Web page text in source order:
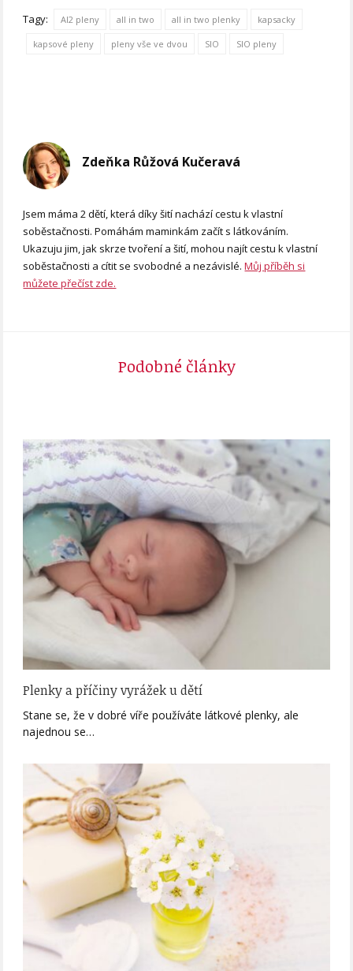
Tagy: AI2 pleny all in two all in two plenky kapsacky
kapsové pleny pleny vše ve dvou SIO SIO pleny
Zdeňka Růžová Kučeravá
Jsem máma 2 dětí, která díky šití nachází cestu k vlastní
soběstačnosti. Pomáhám maminkám začít s látkováním.
Ukazuju jim, jak skrze tvoření a šití, mohou najít cestu k vlastní
soběstačnosti a cítit se svobodné a nezávislé.Můj příběh si
můžete přečíst zde.
Podobné články
Plenky a příčiny vyrážek u dětí
Stane se, že v dobré víře používáte látkové plenky, ale
najednou se…